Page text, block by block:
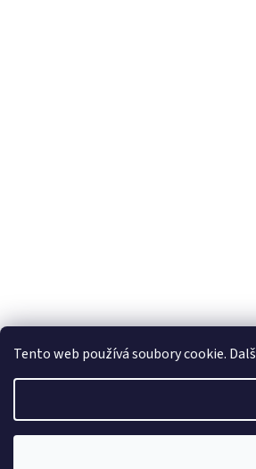
Tento web používá soubory cookie.